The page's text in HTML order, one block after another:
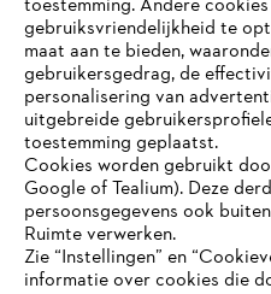
Bedrijf
STIHL FAQ
Contact
JE BROWSER
toestemming. Andere
gebruiksvriendelijkheid te
maat aan te bieden,
gebruikersgedrag, de
personalisering van
uitgebreide
toestemming geplaatst.
Cookies worden gebruikt
Google of Tealium). Deze
persoonsgegevens ook
Ruimte verwerken.
Zie “Instellingen” en
informatie over cookies die